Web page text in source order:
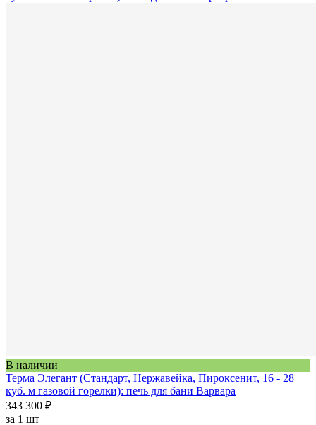
В наличии
Терма Элегант (Стандарт, Нержавейка, Пироксенит, 16 - 28
куб. м газовой горелки): печь для бани Варвара
343 300 ₽
за 1 шт